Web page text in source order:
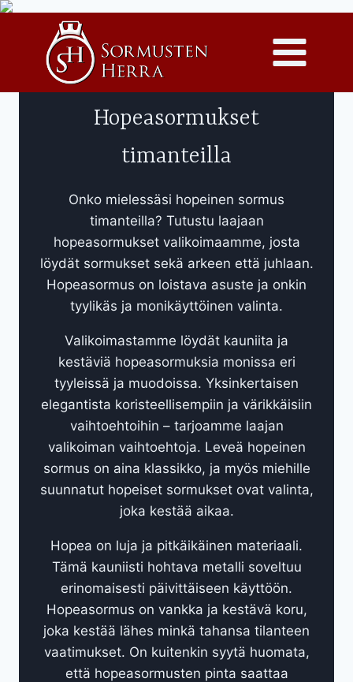
sisältöön
Hopeasormukset
timanteilla
Onko mielessäsi hopeinen sormus
timanteilla? Tutustu laajaan
hopeasormukset valikoimaamme, josta
löydät sormukset sekä arkeen että juhlaan.
Hopeasormus on loistava asuste ja onkin
tyylikäs ja monikäyttöinen valinta.
Valikoimastamme löydät kauniita ja
kestäviä hopeasormuksia monissa eri
tyyleissä ja muodoissa. Yksinkertaisen
elegantista koristeellisempiin ja värikkäisiin
vaihtoehtoihin – tarjoamme laajan
valikoiman vaihtoehtoja. Leveä hopeinen
sormus on aina klassikko, ja myös miehille
suunnatut hopeiset sormukset ovat valinta,
joka kestää aikaa.
Hopea on luja ja pitkäikäinen materiaali.
Tämä kauniisti hohtava metalli soveltuu
erinomaisesti päivittäiseen käyttöön.
Hopeasormus on vankka ja kestävä koru,
joka kestää lähes minkä tahansa tilanteen
vaatimukset. On kuitenkin syytä huomata,
että hopeasormusten pinta saattaa